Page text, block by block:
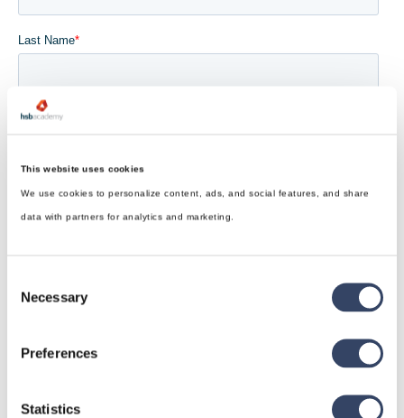
This website uses cookies
We use cookies to personalize content, ads, and social features, and share
data with partners for analytics and marketing.
Selection
Necessary
Preferences
Statistics